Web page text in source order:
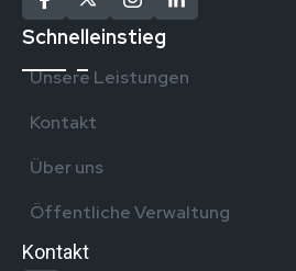
Schnelleinstieg
Unsere Leistungen
Kontakt
Über uns
Öffentliche Verwaltung
Kontakt